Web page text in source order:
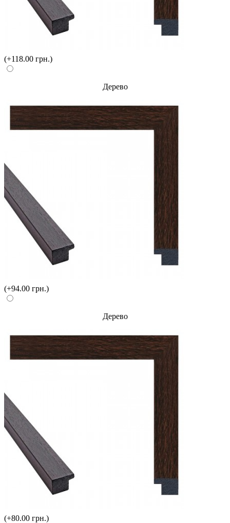
(+118.00 грн.)
Дерево
(+94.00 грн.)
Дерево
(+80.00 грн.)